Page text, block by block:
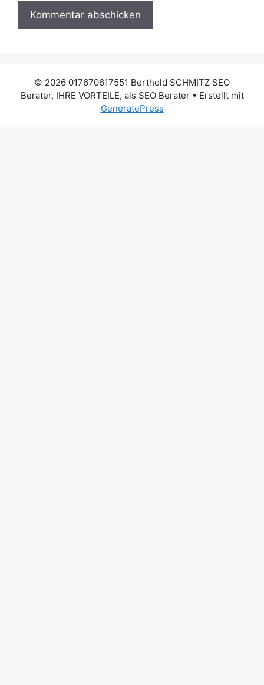
© 2026 017670617551 Berthold SCHMITZ SEO
Berater, IHRE VORTEILE, als SEO Berater• Erstellt mit
GeneratePress